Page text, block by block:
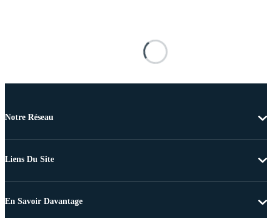
Notre Réseau
Liens Du Site
En Savoir Davantage